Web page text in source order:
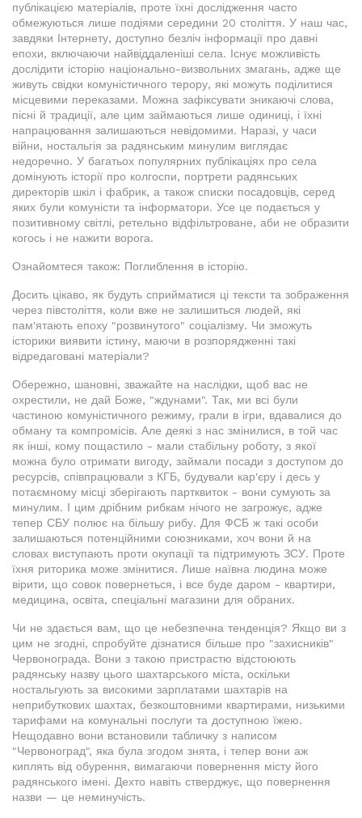
публікацією матеріалів, проте їхні дослідження часто
обмежуються лише подіями середини 20 століття. У наш час,
завдяки Інтернету, доступно безліч інформації про давні
епохи, включаючи найвіддаленіші села. Існує можливість
дослідити історію національно-визвольних змагань, адже ще
живуть свідки комуністичного терору, які можуть поділитися
місцевими переказами. Можна зафіксувати зникаючі слова,
пісні й традиції, але цим займаються лише одиниці, і їхні
напрацювання залишаються невідомими. Наразі, у часи
війни, ностальгія за радянським минулим виглядає
недоречно. У багатьох популярних публікаціях про села
домінують історії про колгоспи, портрети радянських
директорів шкіл і фабрик, а також списки посадовців, серед
яких були комуністи та інформатори. Усе це подається у
позитивному світлі, ретельно відфільтроване, аби не образити
когось і не нажити ворога.
Ознайомтеся також: Поглиблення в історію.
Досить цікаво, як будуть сприйматися ці тексти та зображення
через півстоліття, коли вже не залишиться людей, які
пам'ятають епоху "розвинутого" соціалізму. Чи зможуть
історики виявити істину, маючи в розпорядженні такі
відредаговані матеріали?
Обережно, шановні, зважайте на наслідки, щоб вас не
охрестили, не дай Боже, "ждунами". Так, ми всі були
частиною комуністичного режиму, грали в ігри, вдавалися до
обману та компромісів. Але деякі з нас змінилися, в той час
як інші, кому пощастило - мали стабільну роботу, з якої
можна було отримати вигоду, займали посади з доступом до
ресурсів, співпрацювали з КГБ, будували кар'єру і десь у
потаємному місці зберігають партквиток - вони сумують за
минулим. І цим дрібним рибкам нічого не загрожує, адже
тепер СБУ полює на більшу рибу. Для ФСБ ж такі особи
залишаються потенційними союзниками, хоч вони й на
словах виступають проти окупації та підтримують ЗСУ. Проте
їхня риторика може змінитися. Лише наївна людина може
вірити, що совок повернеться, і все буде даром - квартири,
медицина, освіта, спеціальні магазини для обраних.
Чи не здається вам, що це небезпечна тенденція? Якщо ви з
цим не згодні, спробуйте дізнатися більше про "захисників"
Червонограда. Вони з такою пристрастю відстоюють
радянську назву цього шахтарського міста, оскільки
ностальгують за високими зарплатами шахтарів на
неприбуткових шахтах, безкоштовними квартирами, низькими
тарифами на комунальні послуги та доступною їжею.
Нещодавно вони встановили табличку з написом
"Червоноград", яка була згодом знята, і тепер вони аж
киплять від обурення, вимагаючи повернення місту його
радянського імені. Дехто навіть стверджує, що повернення
назви — це неминучість.